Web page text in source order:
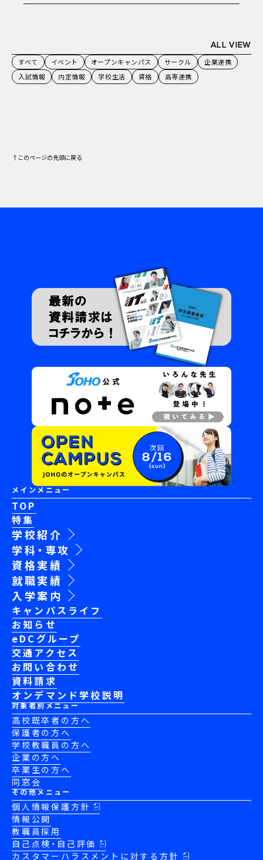
ALL VIEW
すべて イベント オープンキャンパス サークル
企業連携
入試情報
内定情報 学校生活 資格 高専連携
↑このページの先頭に戻る
次回
8/16
(sun)
メインメニュー
TOP
特集
学校紹介
学科・専攻
資格実績
就職実績
入学案内
キャンパスライフ
お知らせ
eDCグループ
交通アクセス
お問い合わせ
資料請求
オンデマンド学校説明
対象者別メニュー
高校既卒者の方へ
保護者の方へ
学校教職員の方へ
企業の方へ
卒業生の方へ
同窓会
その他メニュー
個人情報保護方針
情報公開
教職員採用
自己点検・自己評価
カスタマーハラスメントに対する方針